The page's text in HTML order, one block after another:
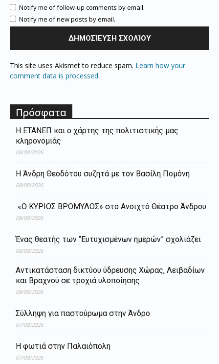
Notify me of follow-up comments by email.
Notify me of new posts by email.
This site uses Akismet to reduce spam. Learn how your
comment data is processed.
Πρόσφατα
Η ΕΤΑΝΕΠ και ο χάρτης της πολιτιστικής μας
κληρονομιάς
08/08/2026
Η Άνδρη Θεοδότου συζητά με τον Βασίλη Πομόνη
08/08/2026
«Ο ΚΥΡΙΟΣ ΒΡΟΜΥΛΟΣ» στο Ανοιχτό Θέατρο Άνδρου
08/08/2026
Ένας θεατής των “Ευτυχισμένων ημερών” σχολιάζει
08/08/2026
Aντικατάσταση δικτύου ύδρευσης Χώρας, Λειβαδίων
και Βραχνού σε τροχιά υλοποίησης
08/08/2026
Σύλληψη για παστούρωμα στην Άνδρο
07/08/2026
Η φωτιά στην Παλαιόπολη
07/08/2026